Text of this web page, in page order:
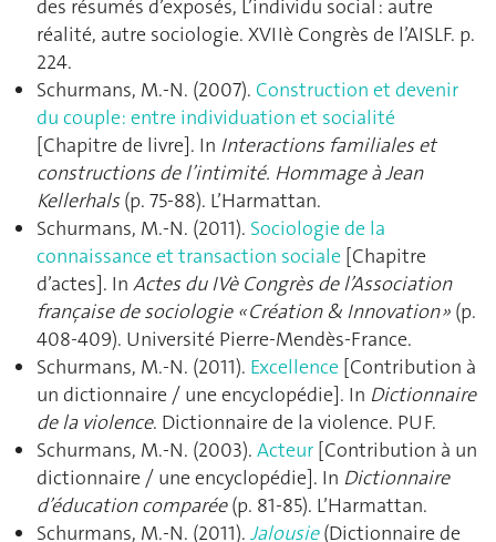
des résumés d’exposés, L’individu social : autre
réalité, autre sociologie. XVIIè Congrès de l’AISLF. p.
224.
Schurmans, M.-N. (2007). Construction et devenir
du couple: entre individuation et socialité
[Chapitre de livre]. In Interactions familiales et
constructions de l’intimité. Hommage à Jean
Kellerhals(p. 75‑88). L’Harmattan.
Schurmans, M.-N. (2011). Sociologie de la
connaissance et transaction sociale [Chapitre
d’actes]. In Actes du IVè Congrès de l’Association
française de sociologie « Création & Innovation » (p.
408‑409). Université Pierre-Mendès-France.
Schurmans, M.-N. (2011). Excellence [Contribution à
un dictionnaire / une encyclopédie]. In Dictionnaire
de la violence. Dictionnaire de la violence. PUF.
Schurmans, M.-N. (2003). Acteur [Contribution à un
dictionnaire / une encyclopédie]. In Dictionnaire
d’éducation comparée(p. 81‑85). L’Harmattan.
Schurmans, M.-N. (2011). Jalousie(Dictionnaire de